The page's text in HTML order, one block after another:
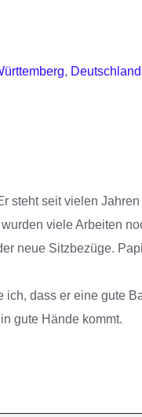
, Deutschland
steht seit vielen Jahren
viele Arbeiten
neue Sitzbezüge.
ich, dass er eine gute
gute Hände kommt.